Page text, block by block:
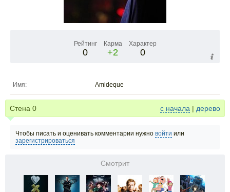
Рейтинг
0
Карма
+2
Характер
0
Имя: Amideque
Стена 0 с начала | дерево
Чтобы писать и оценивать комментарии нужно войти или
зарегистрироваться
Смотрит